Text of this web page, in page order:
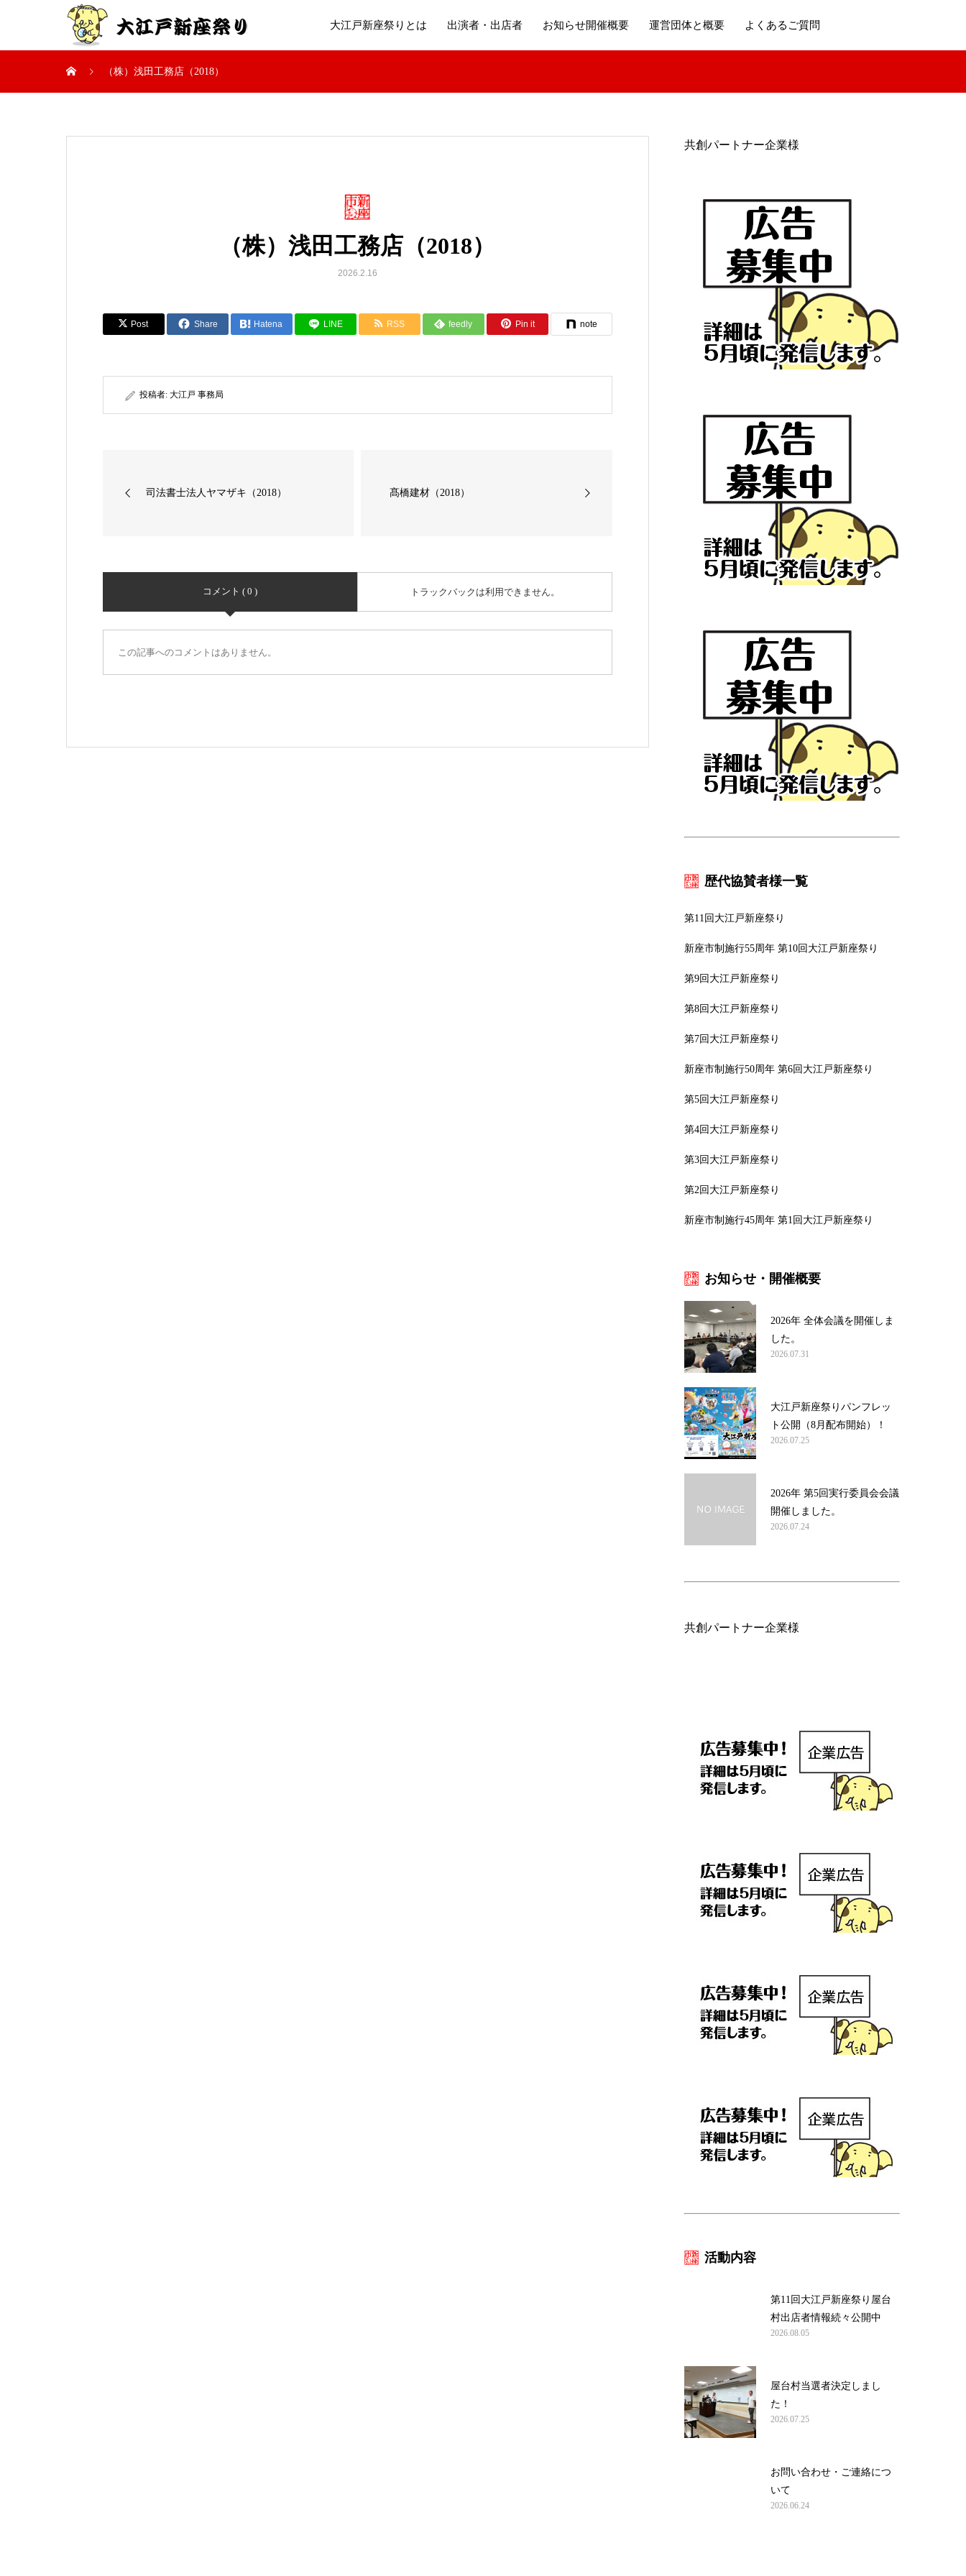
大江戸新座祭りとは 出演者・出店者 お知らせ開催概要 運営団体と概要 よくあるご質問
（株）浅田工務店（2018）
（株）浅田工務店（2018）
2026.2.16
Post Share Hatena LINE RSS feedly Pin it note
投稿者: 大江戸 事務局
司法書士法人ヤマザキ（2018） 髙橋建材（2018）
コメント ( 0 ) トラックバックは利用できません。
この記事へのコメントはありません。
共創パートナー企業様
歴代協賛者様一覧
第11回大江戸新座祭り
新座市制施行55周年 第10回大江戸新座祭り
第9回大江戸新座祭り
第8回大江戸新座祭り
第7回大江戸新座祭り
新座市制施行50周年 第6回大江戸新座祭り
第5回大江戸新座祭り
第4回大江戸新座祭り
第3回大江戸新座祭り
第2回大江戸新座祭り
新座市制施行45周年 第1回大江戸新座祭り
お知らせ・開催概要
2026年 全体会議を開催しま
した。
2026.07.31
大江戸新座祭りパンフレッ
ト公開（8月配布開始）！
2026.07.25
2026年 第5回実行委員会会議
開催しました。
2026.07.24
共創パートナー企業様
活動内容
第11回大江戸新座祭り屋台
村出店者情報続々公開中
2026.08.05
屋台村当選者決定しまし
た！
2026.07.25
お問い合わせ・ご連絡につ
いて
2026.06.24